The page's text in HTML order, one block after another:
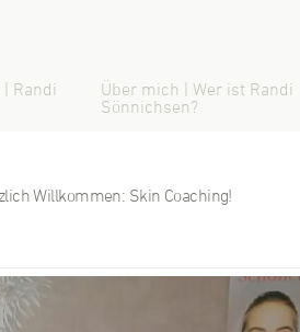
Randi
Über mich | Wer ist Randi
Sönnichsen?
Willkommen: Skin Coaching!